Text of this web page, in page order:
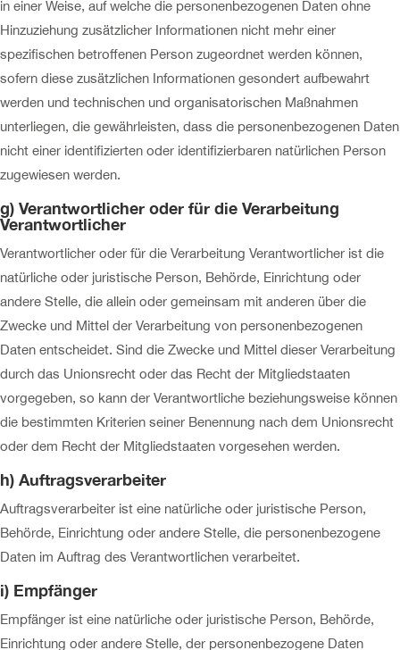
in einer Weise, auf welche die personenbezogenen Daten ohne
Hinzuziehung zusätzlicher Informationen nicht mehr einer
spezifischen betroffenen Person zugeordnet werden können,
sofern diese zusätzlichen Informationen gesondert aufbewahrt
werden und technischen und organisatorischen Maßnahmen
unterliegen, die gewährleisten, dass die personenbezogenen Daten
nicht einer identifizierten oder identifizierbaren natürlichen Person
zugewiesen werden.
g) Verantwortlicher oder für die Verarbeitung
Verantwortlicher
Verantwortlicher oder für die Verarbeitung Verantwortlicher ist die
natürliche oder juristische Person, Behörde, Einrichtung oder
andere Stelle, die allein oder gemeinsam mit anderen über die
Zwecke und Mittel der Verarbeitung von personenbezogenen
Daten entscheidet. Sind die Zwecke und Mittel dieser Verarbeitung
durch das Unionsrecht oder das Recht der Mitgliedstaaten
vorgegeben, so kann der Verantwortliche beziehungsweise können
die bestimmten Kriterien seiner Benennung nach dem Unionsrecht
oder dem Recht der Mitgliedstaaten vorgesehen werden.
h) Auftragsverarbeiter
Auftragsverarbeiter ist eine natürliche oder juristische Person,
Behörde, Einrichtung oder andere Stelle, die personenbezogene
Daten im Auftrag des Verantwortlichen verarbeitet.
i) Empfänger
Empfänger ist eine natürliche oder juristische Person, Behörde,
Einrichtung oder andere Stelle, der personenbezogene Daten